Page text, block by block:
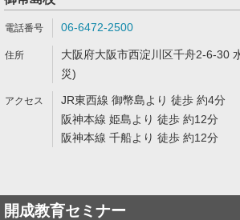
06-6472-2500
大阪府大阪市西淀川区千舟2-6-30
災)
JR東西線 御幣島より 徒歩 約4分
阪神本線 姫島より 徒歩 約12分
阪神本線 千船より 徒歩 約12分
開成教育セミナー